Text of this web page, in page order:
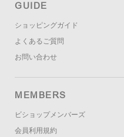
GUIDE
ショッピングガイド
よくあるご質問
お問い合わせ
MEMBERS
ビショップメンバーズ
会員利用規約